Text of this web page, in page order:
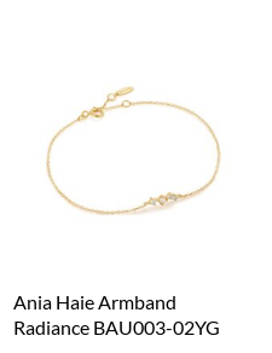
Ania Haie Armband
Radiance BAU003-02YG